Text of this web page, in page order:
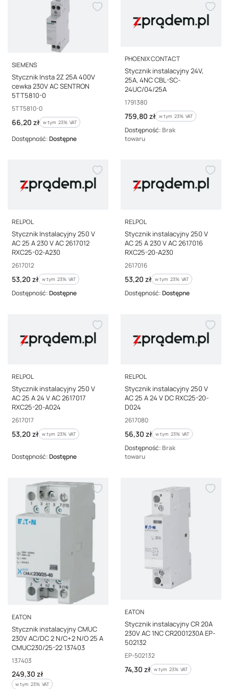
PRODUCENT
SIEMENS
Stycznik Insta 2Z 25A 400V
cewka 230V AC SENTRON
5TT5810-0
Kod producenta
5TT5810-0
Cena brutto
66,20 zł w tym %s VAT
w tym 23% VAT
Dostępność:Dostępne
PRODUCENT
PHOENIX CONTACT
Stycznik instalacyjny 24V,
25A, 4NC CBL-SC-
24UC/04/25A
Kod producenta
1791380
Cena brutto
759,80 zł w tym %s VAT
w tym 23% VAT
Dostępność: Brak
towaru
PRODUCENT
RELPOL
Stycznik Instalacyjny 250 V
AC 25 A 230 V AC 2617012
RXC25-02-A230
Kod producenta
2617012
Cena brutto
53,20 zł w tym %s VAT
w tym 23% VAT
Dostępność:Dostępne
PRODUCENT
RELPOL
Stycznik instalacyjny 250 V
AC 25 A 230 V AC 2617016
RXC25-20-A230
Kod producenta
2617016
Cena brutto
53,20 zł w tym %s VAT
w tym 23% VAT
Dostępność:Dostępne
PRODUCENT
RELPOL
Stycznik instalacyjny 250 V
AC 25 A 24 V AC 2617017
RXC25-20-A024
Kod producenta
2617017
Cena brutto
53,20 zł w tym %s VAT
w tym 23% VAT
Dostępność:Dostępne
PRODUCENT
RELPOL
Stycznik instalacyjny 250 V
AC 25 A 24 V DC RXC25-20-
D024
Kod producenta
2617080
Cena brutto
56,30 zł w tym %s VAT
w tym 23% VAT
Dostępność: Brak
towaru
PRODUCENT
EATON
Stycznik instalacyjny CMUC
230V AC/DC 2 N/C+2 N/O 25 A
CMUC230/25-22 137403
Kod producenta
137403
Cena brutto
249,30 zł
w tym %s VAT
w tym 23% VAT
PRODUCENT
EATON
Stycznik instalacyjny CR 20A
230V AC 1NC CR2001230A EP-
502132
Kod producenta
EP-502132
Cena brutto
74,30 zł w tym %s VAT
w tym 23% VAT